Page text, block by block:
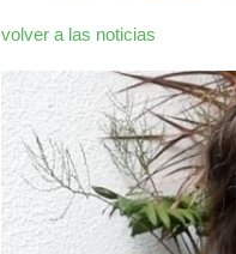
volver a las noticias